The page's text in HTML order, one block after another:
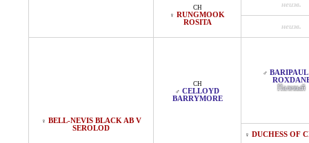
CH
♀ RUNGMOOK
ROSITA
неизв.
неизв.
♀ BELL-NEVIS BLACK AB V
SEROLOD
CH
♂ CELLOYD
BARRYMORE
♂ BARIPAUL
Палевый
♀ DUCHESS OF